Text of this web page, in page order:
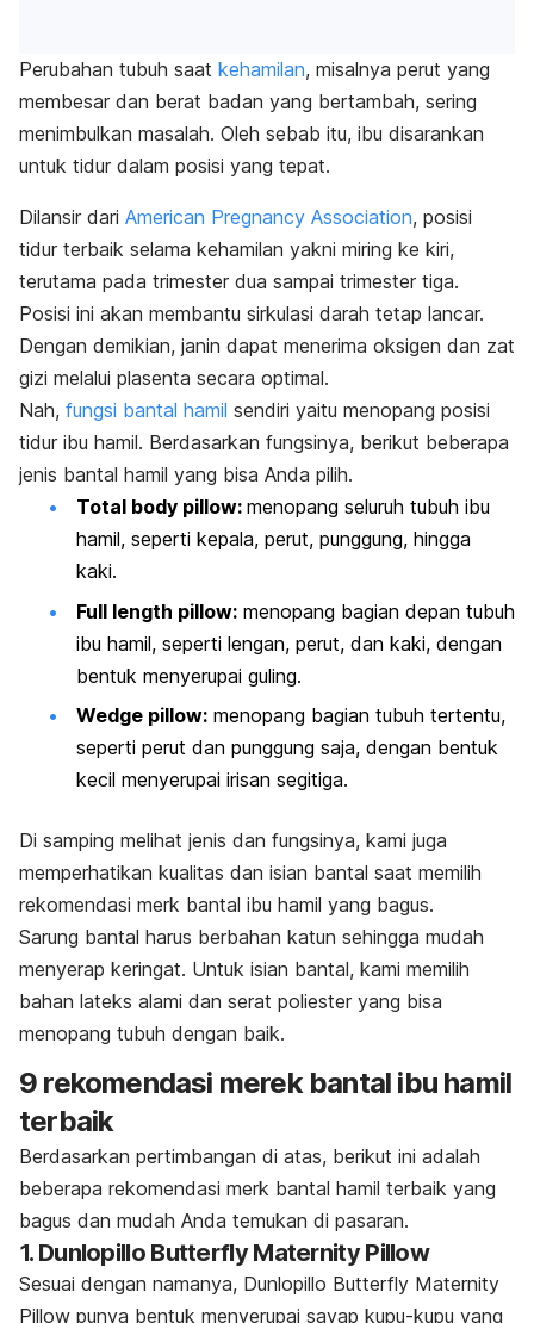
Perubahan tubuh saat kehamilan, misalnya perut yang
membesar dan berat badan yang bertambah, sering
menimbulkan masalah. Oleh sebab itu, ibu disarankan
untuk tidur dalam posisi yang tepat.
Dilansir dari American Pregnancy Association, posisi
tidur terbaik selama kehamilan yakni miring ke kiri,
terutama pada trimester dua sampai trimester tiga.
Posisi ini akan membantu sirkulasi darah tetap lancar.
Dengan demikian, janin dapat menerima oksigen dan zat
gizi melalui plasenta secara optimal.
Nah, fungsi bantal hamil sendiri yaitu menopang posisi
tidur ibu hamil. Berdasarkan fungsinya, berikut beberapa
jenis bantal hamil yang bisa Anda pilih.
Total body pillow: menopang seluruh tubuh ibu
hamil, seperti kepala, perut, punggung, hingga
kaki.
Full length pillow: menopang bagian depan tubuh
ibu hamil, seperti lengan, perut, dan kaki, dengan
bentuk menyerupai guling.
Wedge pillow: menopang bagian tubuh tertentu,
seperti perut dan punggung saja, dengan bentuk
kecil menyerupai irisan segitiga.
Di samping melihat jenis dan fungsinya, kami juga
memperhatikan kualitas dan isian bantal saat memilih
rekomendasi merk bantal ibu hamil yang bagus.
Sarung bantal harus berbahan katun sehingga mudah
menyerap keringat. Untuk isian bantal, kami memilih
bahan lateks alami dan serat poliester yang bisa
menopang tubuh dengan baik.
9 rekomendasi merek bantal ibu hamil
terbaik
Berdasarkan pertimbangan di atas, berikut ini adalah
beberapa rekomendasi merk bantal hamil terbaik yang
bagus dan mudah Anda temukan di pasaran.
1. Dunlopillo Butterfly Maternity Pillow
Sesuai dengan namanya, Dunlopillo Butterfly Maternity
Pillow punya bentuk menyerupai sayap kupu-kupu yang